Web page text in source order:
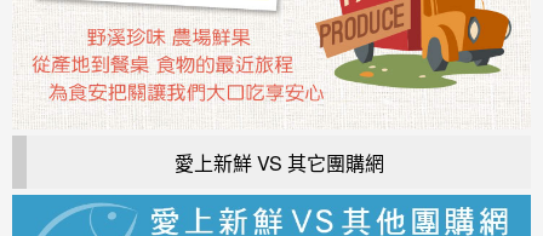
愛上新鮮 VS 其它團購網